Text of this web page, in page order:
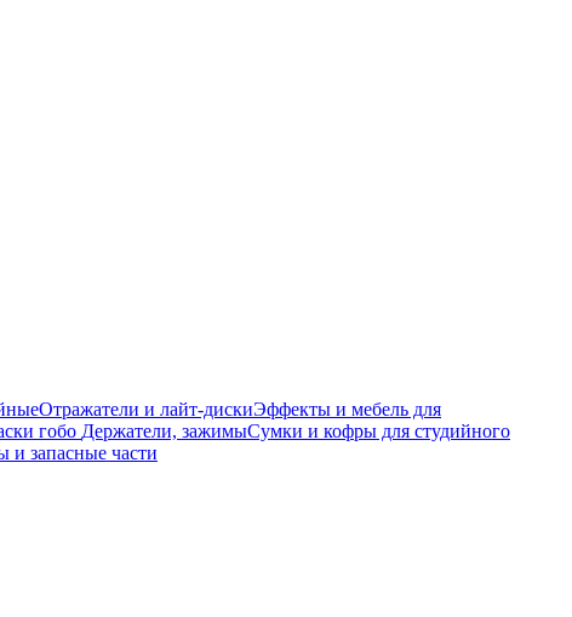
Отражатели и лайт-дискиЭффекты и мебель для
гобо Держатели, зажимыСумки и кофры для студийного
и запасные части